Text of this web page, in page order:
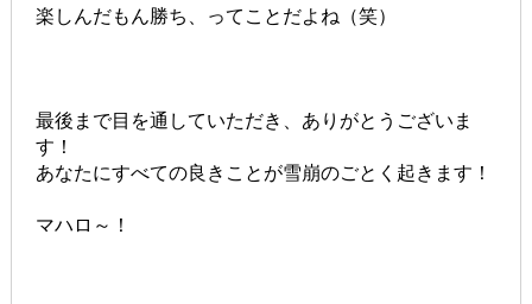
楽しんだもん勝ち、ってことだよね（笑）
最後まで目を通していただき、ありがとうございま
す！
あなたにすべての良きことが雪崩のごとく起きます！
マハロ～！